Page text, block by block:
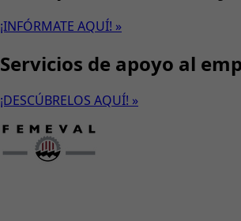
¡INFÓRMATE AQUÍ! »
Servicios de apoyo al
¡DESCÚBRELOS AQUÍ! »